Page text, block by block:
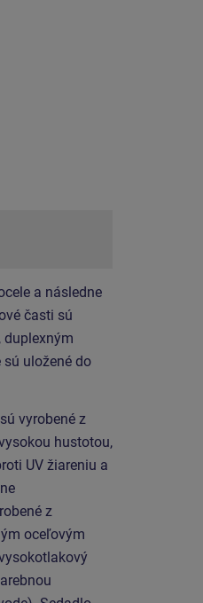
a následne
časti sú
duplexným
uložené do
vyrobené z
hustotou,
UV žiareniu a
z
oceľovým